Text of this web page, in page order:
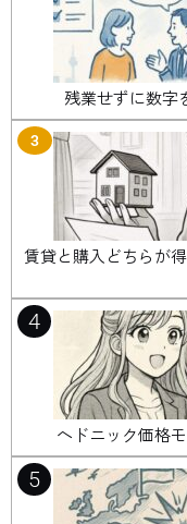
残業せずに数字
3
賃貸と購入どちらが
4
ヘドニック価格
5